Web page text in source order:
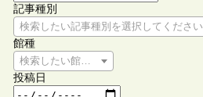
記事種別
検索したい記事種別を選択してください
館種
検索したい館種を選択してください
投稿日